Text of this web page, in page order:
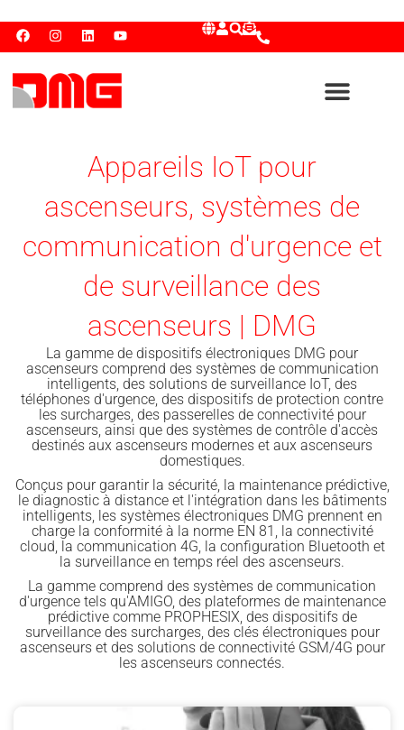
Appareils IoT pour
ascenseurs, systèmes de
communication d'urgence et
de surveillance des
ascenseurs | DMG
La gamme de dispositifs électroniques DMG pour
ascenseurs comprend des systèmes de communication
intelligents, des solutions de surveillance IoT, des
téléphones d'urgence, des dispositifs de protection contre
les surcharges, des passerelles de connectivité pour
ascenseurs, ainsi que des systèmes de contrôle d'accès
destinés aux ascenseurs modernes et aux ascenseurs
domestiques.
Conçus pour garantir la sécurité, la maintenance prédictive,
le diagnostic à distance et l'intégration dans les bâtiments
intelligents, les systèmes électroniques DMG prennent en
charge la conformité à la norme EN 81, la connectivité
cloud, la communication 4G, la configuration Bluetooth et
la surveillance en temps réel des ascenseurs.
La gamme comprend des systèmes de communication
d'urgence tels qu'AMIGO, des plateformes de maintenance
prédictive comme PROPHESIX, des dispositifs de
surveillance des surcharges, des clés électroniques pour
ascenseurs et des solutions de connectivité GSM/4G pour
les ascenseurs connectés.